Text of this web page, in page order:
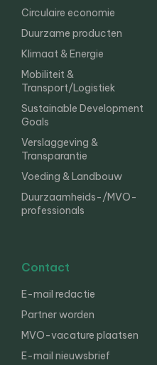
Circulaire economie
Duurzame producten
Klimaat & Energie
Mobiliteit &
Transport/Logistiek
Sustainable Development
Goals
Verslaggeving &
Transparantie
Voeding & Landbouw
Duurzaamheids-/MVO-
professionals
Contact
E-mail redactie
Partner worden
MVO-vacature plaatsen
E-mail nieuwsbrief